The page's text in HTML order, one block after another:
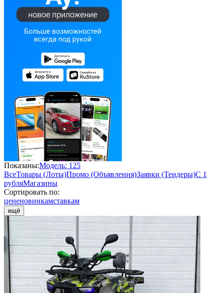
Показаны:Модель: 125
ВсеТовары (Лоты)Промо (Объявления)Заявки (Тендеры)С 1
рубляМагазины
Сортировать по:
цененовинкамставкам
ещё